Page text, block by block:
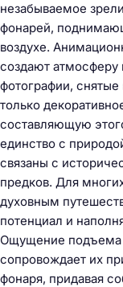
незабываемое
фонарей,
воздухе.
создают атмосферу
фотографии,
только
составляющую
единство с
связаны с
предков. Для
духовным
потенциал и
Ощущение подъема
сопровождает их
фонаря, придавая